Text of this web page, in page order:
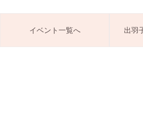
イベント一覧へ 出羽